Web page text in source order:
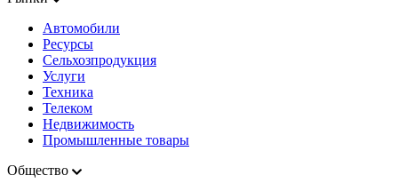
Автомобили
Ресурсы
Сельхозпродукция
Услуги
Техника
Телеком
Недвижимость
Промышленные товары
Общество